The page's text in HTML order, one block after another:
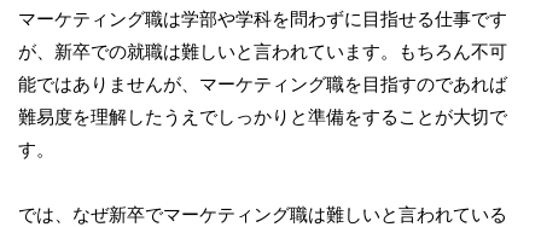
マーケティング職は学部や学科を問わずに目指せる仕事です
が、新卒での就職は難しいと言われています。もちろん不可
能ではありませんが、マーケティング職を目指すのであれば
難易度を理解したうえでしっかりと準備をすることが大切で
す。
では、なぜ新卒でマーケティング職は難しいと言われている